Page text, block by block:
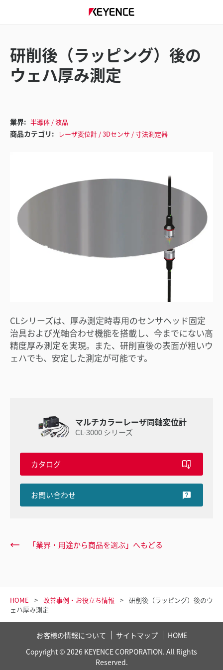
研削後（ラッピング）後の
ウェハ厚み測定
業界: 半導体 / 液晶
商品カテゴリ: レーザ変位計 / 3Dセンサ / 寸法測定器
CLシリーズは、厚み測定時専用のセンサヘッド固定
治具および光軸合わせ機能を搭載し、今までにない高
精度厚み測定を実現。また、研削直後の表面が粗いウ
ェハでも、安定した測定が可能です。
マルチカラーレーザ同軸変位計
CL-3000 シリーズ
カタログ
お問い合わせ
「業界・用途から商品を選ぶ」へもどる
HOME 改善事例・お役立ち情報
研削後（ラッピング）後のウ
ェハ厚み測定
お客様の情報について サイトマップ
HOME
Copyright © 2026 KEYENCE CORPORATION. All Rights
Reserved.